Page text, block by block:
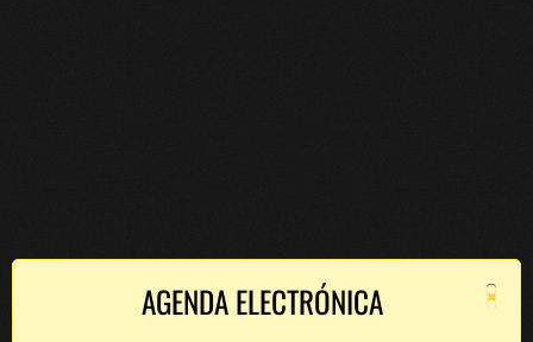
×
AGENDA ELECTRÓNICA